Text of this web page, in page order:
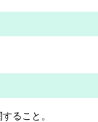
ること。